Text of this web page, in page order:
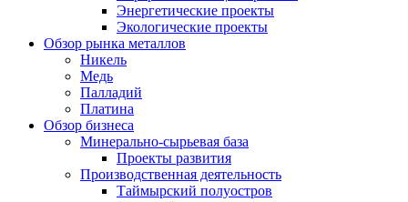
Энергетические проекты
Экологические проекты
Обзор рынка металлов
Никель
Медь
Палладий
Платина
Обзор бизнеса
Минерально-сырьевая база
Проекты развития
Производственная деятельность
Таймырский полуостров